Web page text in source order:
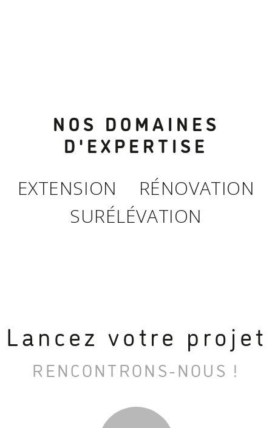
NOS DOMAINES
D'EXPERTISE
EXTENSION
RÉNOVATION
SURÉLÉVATION
Lancez votre projet
RENCONTRONS-NOUS !